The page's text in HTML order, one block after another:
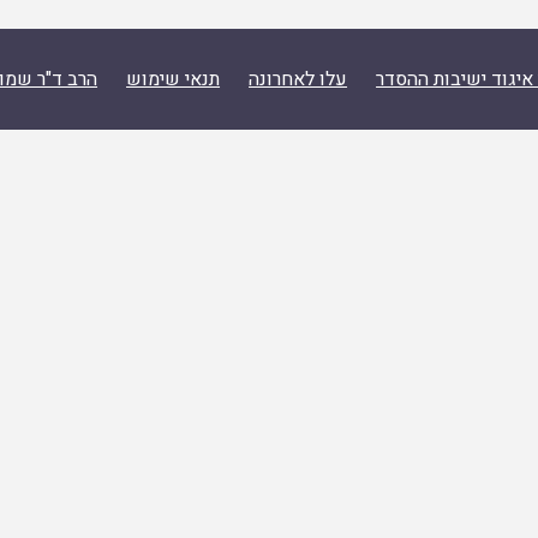
ישיבות ההסדר עלו לאחרונה תנאי שימוש הרב ד"ר